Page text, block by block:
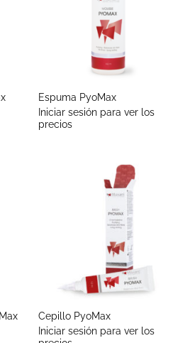
Espuma PyoMax
Iniciar sesión para ver los
precios
Cepillo PyoMax
Iniciar sesión para ver los